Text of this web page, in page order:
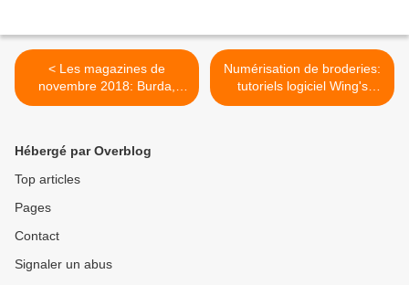
< Les magazines de
novembre 2018: Burda,
Diana, Couture actuelle...
Numérisation de broderies:
tutoriels logiciel Wing's
Modular >
Hébergé par Overblog
Top articles
Pages
Contact
Signaler un abus